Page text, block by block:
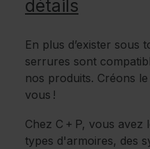
détails
En plus d’exister sous
serrures sont
nos produits. Créons
vous !
Chez C + P, vous
types d'armoires, des